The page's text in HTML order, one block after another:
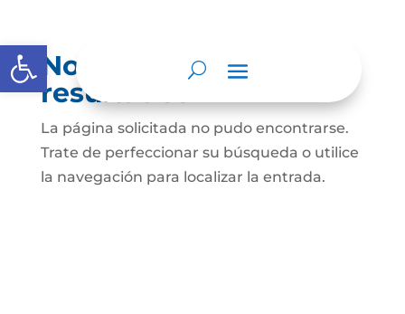
Abrir barra de herramientas
No se encontraron
resultados
La página solicitada no pudo encontrarse.
Trate de perfeccionar su búsqueda o utilice
la navegación para localizar la entrada.